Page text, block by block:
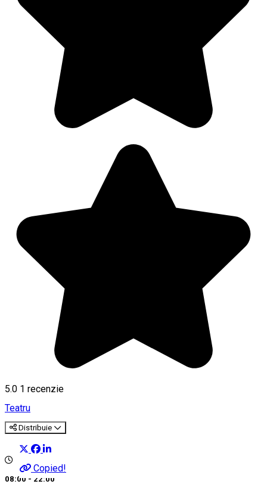
5.0 1 recenzie
Teatru
Distribuie
Copied!
08:00 - 22:00